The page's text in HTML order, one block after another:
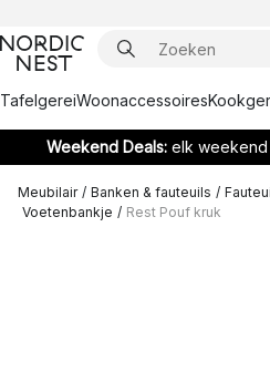
TafelgereiWoonaccessoires
Weekend Deals: elk
Meubilair / Banken & fauteuils /
Voetenbankje / Rest Pouf kruk